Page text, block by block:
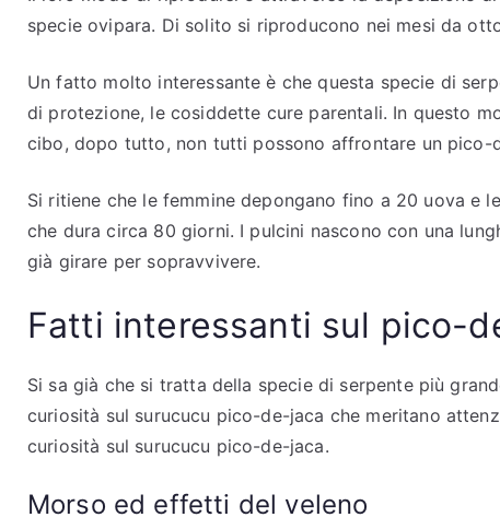
specie ovipara. Di solito si riproducono nei mesi da
Un fatto molto interessante è che questa specie di
di protezione, le cosiddette cure parentali. In questo
cibo, dopo tutto, non tutti possono affrontare un pico-
Si ritiene che le femmine depongano fino a 20 uova e
che dura circa 80 giorni. I pulcini nascono con una
già girare per sopravvivere.
Fatti interessanti sul pico-
Si sa già che si tratta della specie di serpente più
curiosità sul surucucu pico-de-jaca che meritano
curiosità sul surucucu pico-de-jaca.
Morso ed effetti del veleno